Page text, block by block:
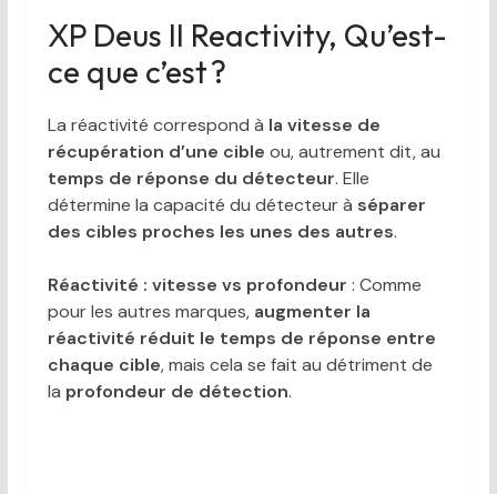
XP Deus II Reactivity, Qu’est-
ce que c’est ?
La réactivité correspond à la vitesse de
récupération d’une cible ou, autrement dit, au
temps de réponse du détecteur. Elle
détermine la capacité du détecteur à séparer
des cibles proches les unes des autres.
Réactivité : vitesse vs profondeur : Comme
pour les autres marques, augmenter la
réactivité réduit le temps de réponse entre
chaque cible, mais cela se fait au détriment de
la profondeur de détection.